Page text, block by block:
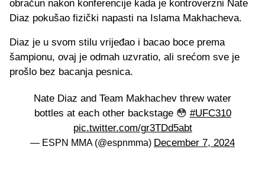
obračun nakon konferencije kada je kontroverzni Nate
Diaz pokušao fizički napasti na Islama Makhacheva.
Diaz je u svom stilu vrijeđao i bacao boce prema
šampionu, ovaj je odmah uzvratio, ali srećom sve je
prošlo bez bacanja pesnica.
Nate Diaz and Team Makhachev threw water
bottles at each other backstage 😳 #UFC310
pic.twitter.com/gr3TDd5abt
— ESPN MMA (@espnmma) December 7, 2024